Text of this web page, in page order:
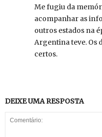
Me fugiu da
acompanhar as
outros estados na
Argentina teve. Os
certos.
DEIXE UMA RESPOSTA